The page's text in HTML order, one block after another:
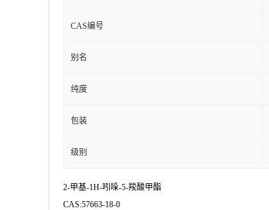
CAS编号
别名
纯度
包装
级别
2-甲基-1H-吲哚-5-羧酸甲酯
CAS:57663-18-0